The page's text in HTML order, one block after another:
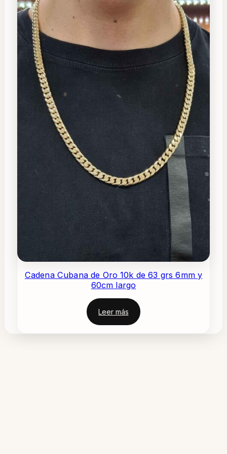
Cadena Cubana de Oro 10k de 63 grs 6mm y
60cm largo
Leer más